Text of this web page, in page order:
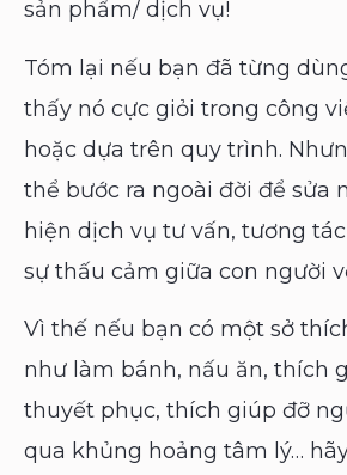
sản phẩm/ dịch vụ!
Tóm lại nếu bạn đã từng
thấy nó cực giỏi trong công
hoặc dựa trên quy trình.
thể bước ra ngoài đời để sửa
hiện dịch vụ tư vấn, tương
sự thấu cảm giữa con người
Vì thế nếu bạn có một sở
như làm bánh, nấu ăn, thích
thuyết phục, thích giúp đỡ
qua khủng hoảng tâm lý…